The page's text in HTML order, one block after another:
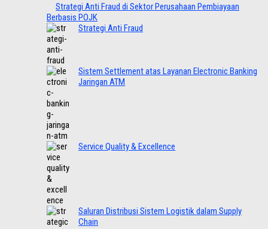
Strategi Anti Fraud di Sektor Perusahaan Pembiayaan
Berbasis POJK
Strategi Anti Fraud
Sistem Settlement atas Layanan Electronic Banking
Jaringan ATM
Service Quality & Excellence
Saluran Distribusi Sistem Logistik dalam Supply
Chain